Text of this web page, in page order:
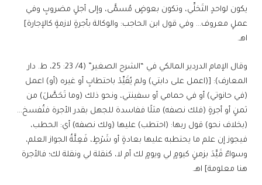
يكون لواحدٍ التَخلِّي، وتكون بعوضٍ مُسمًّى، وإلى أجلٍ مضروبٍ وفي
عملٍ معروف… وفي قول ابن الحاجب: والوكالة بأجرةٍ لازمةٍ كالإجارة]
اهـ.
وقال الإمام الدردير المالكي في “الشرح الصغير” (4/ 23: 25، ط. دار
المعارف): [(اعمل على دابتي) ولم يُقَيِّدْ باحتطابٍ أو غيره (أو) اعمل
(في حانوتي) أو في حمامي أو سفينتي، ونحو ذلك (وما تَحَصَّلَ) من
ثمنٍ أو أجرةٍ (فلك نصفه) مثلًا ففاسدة للجهل بقدر الأجرة فتُفسخ…
(بخلاف نحو) قول ربها: (احتطب) عليها (ولك نصفه) أي: الحطب،
فيجوز إن علم ما يحتطبه عليها بعادةٍ أو شَرْطٍ، فَعِلَّةُ الجواز العلم،
وسواءٌ قَيَّدَ بزمنٍ كيومٍ لي ويومٍ لك أم لا، كنقلة لي ونقلة لك؛ فالأجرة
هنا معلومة] اهـ.